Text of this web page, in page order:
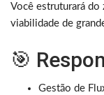
Você estruturará do
viabilidade de
🎯
Gestão de